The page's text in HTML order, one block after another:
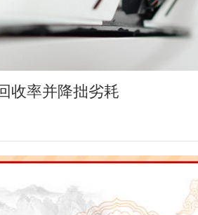
收率并降拙劣耗